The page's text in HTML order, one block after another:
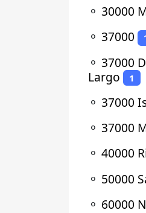
⚬ 30000
⚬ 37000
⚬ 37000
Largo
1
⚬ 37000
⚬ 37000
⚬ 40000
⚬ 50000
⚬ 60000